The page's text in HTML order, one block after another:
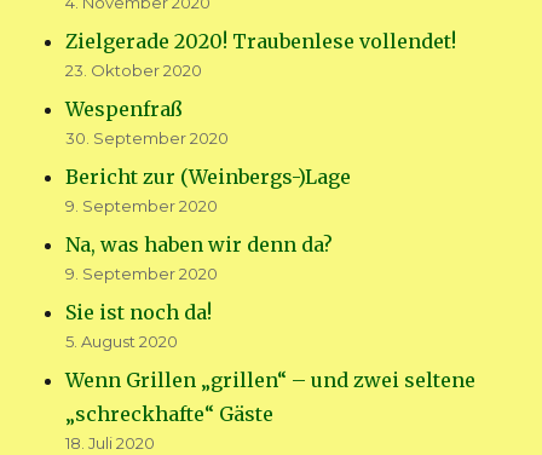
Zielgerade 2020! Traubenlese vollendet!
23. Oktober 2020
Wespenfraß
30. September 2020
Bericht zur (Weinbergs-)Lage
9. September 2020
Na, was haben wir denn da?
9. September 2020
Sie ist noch da!
5. August 2020
Wenn Grillen „grillen“ – und zwei seltene
„schreckhafte“ Gäste
18. Juli 2020